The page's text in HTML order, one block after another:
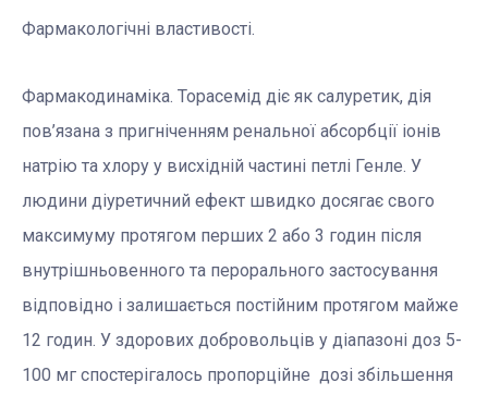
Фармакологічні властивості.
Фармакодинаміка. Торасемід діє як салуретик, дія
пов’язана з пригніченням ренальної абсорбції іонів
натрію та хлору у висхідній частині петлі Генле. У
людини діуретичний ефект швидко досягає свого
максимуму протягом перших 2 або 3 годин після
внутрішньовенного та перорального застосування
відповідно і залишається постійним протягом майже
12 годин. У здорових добровольців у діапазоні доз 5-
100 мг спостерігалось пропорційне дозі збільшення